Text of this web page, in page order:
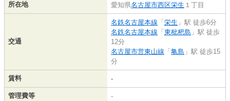
所在地 愛知県名古屋市西区栄生 １丁目
交通
名鉄名古屋本線 「 栄生 」駅 徒歩6分
名鉄名古屋本線 「 東枇杷島 」駅 徒歩
12分
名古屋市営東山線 「 亀島 」駅 徒歩15
分
賃料 -
管理費等 -